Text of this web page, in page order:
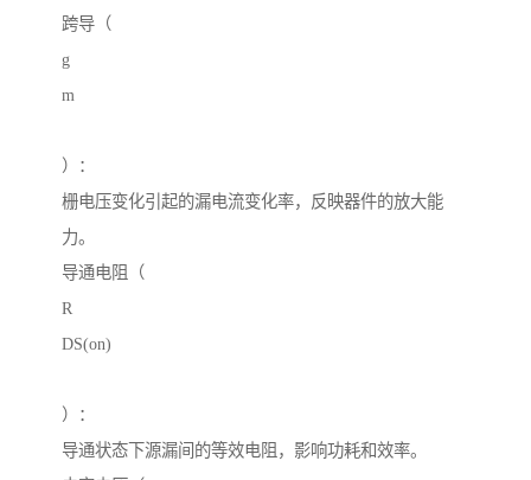
跨导（
g
m
）：
栅电压变化引起的漏电流变化率，反映器件的放大能
力。
导通电阻（
R
DS(on)
）：
导通状态下源漏间的等效电阻，影响功耗和效率。